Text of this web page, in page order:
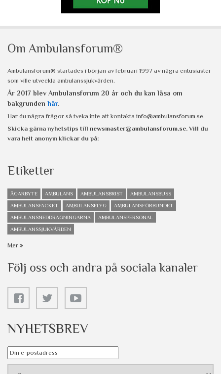
Om Ambulansforum®
Ambulansforum® startades i början av februari 1997 av några entusiaster
som ville utveckla ambulanssjukvården.
År 2017 blev Ambulansforum 20 år och du kan läsa om
bakgrunden här.
Har du några frågor så tveka inte att kontakta info@ambulansforum.se.
Skicka gärna nyhetstips till newsmaster@ambulansforum.se. Vill du
vara helt anonym klickar du på:
Etiketter
ÄGARBYTE AMBULANS AMBULANSBRIST
AMBULANSBUSS
AMBULANSFACKET
AMBULANSFLYG
AMBULANSFÖRBUNDET
AMBULANSNEDDRAGNINGARNA
AMBULANSPERSONAL
AMBULANSSJUKVÅRDEN
Mer
Följ oss och andra på sociala kanaler
NYHETSBREV